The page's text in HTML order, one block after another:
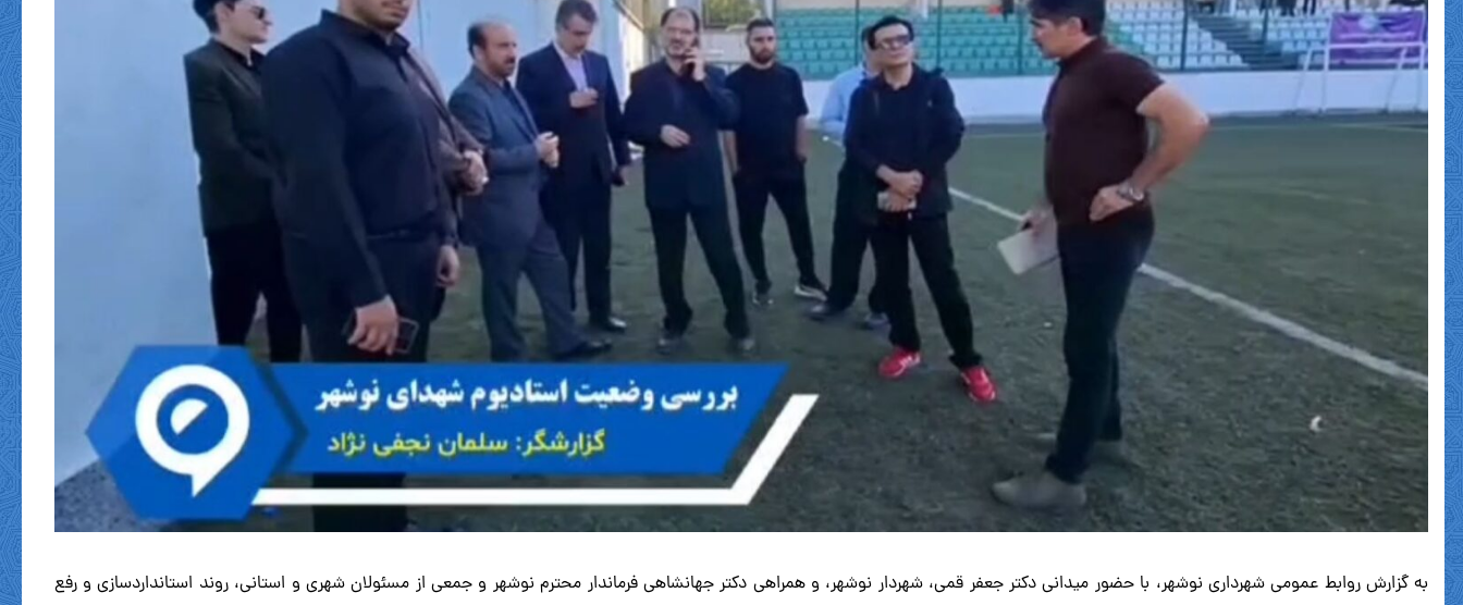
به گزارش روابط عمومی شهرداری نوشهر، با حضور میدانی دکتر جعفر قمی، شهردار نوشهر، و همراهی دکتر جهانشاهی فرماندار محترم نوشهر و جمعی از مسئولان شهری و استانی، روند استانداردسازی و رفع